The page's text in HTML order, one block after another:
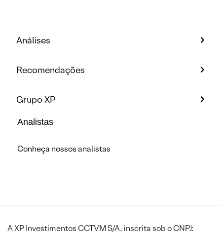
Análises
Recomendações
Grupo XP
Analistas
Conheça nossos analistas
A XP Investimentos CCTVM S/A, inscrita sob o CNPJ: